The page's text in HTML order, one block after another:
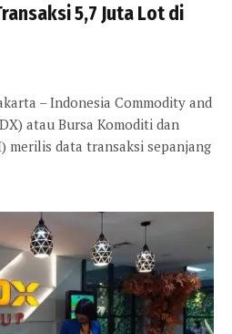
5,7 Juta Lot di
– Indonesia Commodity and
atau Bursa Komoditi dan
merilis data transaksi sepanjang